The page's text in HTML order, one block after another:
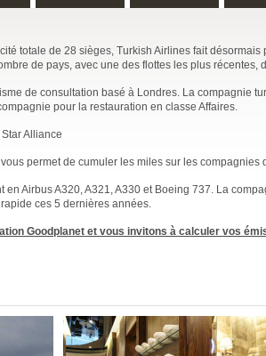
totale de 28 sièges, Turkish Airlines fait
de pays, avec une des flottes les plus récentes,
de consultation basé à Londres. La compagnie
pour la restauration en classe Affaires.
Alliance
permet de cumuler les miles sur les compagnies
en Airbus A320, A321, A330 et Boeing 737. La
ces 5 dernières années.
Goodplanet et vous invitons à calculer vos